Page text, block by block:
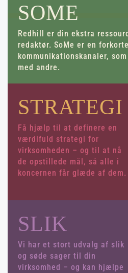
SOME
Redhill er din ekstra
redaktør. SoMe er en
kommunikationskanaler,
med andre.
STRATEGI
Få hjælp til at definere en
værdifuld strategi for
virksomheden – og til at nå
de opstillede mål, så alle i
koncernen får glæde af dem.
SLIK
Vi har et stort udvalg af slik
og søde sager til din
virksomhed – og kan hjælpe